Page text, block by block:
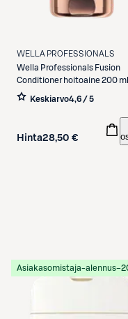
WELLA PROFESSIONALS
Wella Professionals Fusion
Conditioner hoitoaine 200 ml
Keskiarvo4,6 / 5
Hinta28,50 €
Asiakasomistaja-alennus